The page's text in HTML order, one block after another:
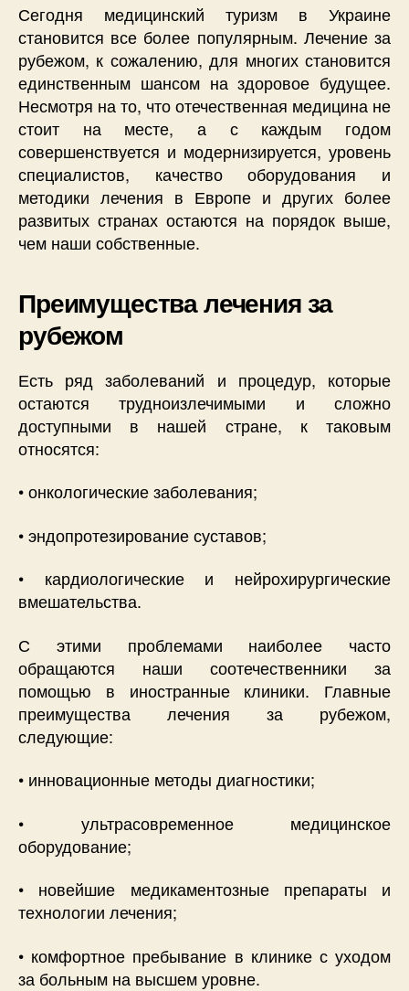
Сегодня медицинский туризм в Украине
становится все более популярным. Лечение за
рубежом, к сожалению, для многих становится
единственным шансом на здоровое будущее.
Несмотря на то, что отечественная медицина не
стоит на месте, а с каждым годом
совершенствуется и модернизируется, уровень
специалистов, качество оборудования и
методики лечения в Европе и других более
развитых странах остаются на порядок выше,
чем наши собственные.
Преимущества лечения за
рубежом
Есть ряд заболеваний и процедур, которые
остаются трудноизлечимыми и сложно
доступными в нашей стране, к таковым
относятся:
• онкологические заболевания;
• эндопротезирование суставов;
• кардиологические и нейрохирургические
вмешательства.
С этими проблемами наиболее часто
обращаются наши соотечественники за
помощью в иностранные клиники. Главные
преимущества лечения за рубежом,
следующие:
• инновационные методы диагностики;
• ультрасовременное медицинское
оборудование;
• новейшие медикаментозные препараты и
технологии лечения;
• комфортное пребывание в клинике с уходом
за больным на высшем уровне.